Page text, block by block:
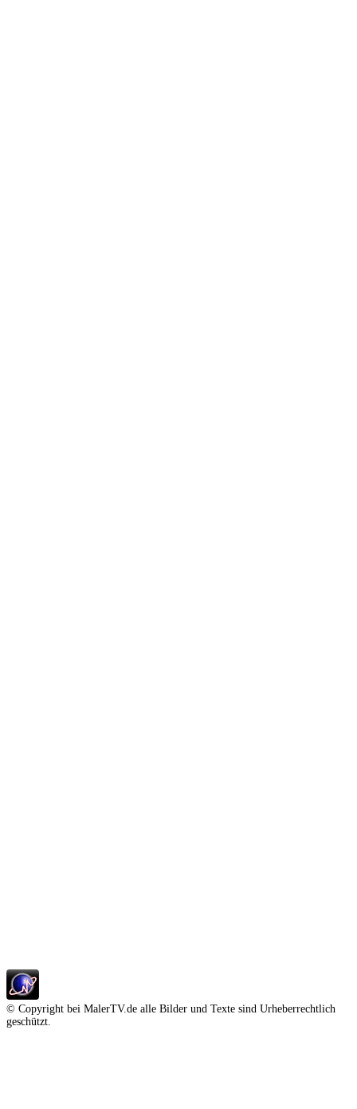
© Copyright bei MalerTV.de alle Bilder und Texte sind Urheberrechtlich
geschützt.